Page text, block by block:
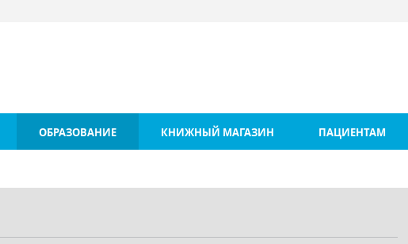
ОБРАЗОВАНИЕ КНИЖНЫЙ МАГАЗИН ПАЦИЕНТАМ